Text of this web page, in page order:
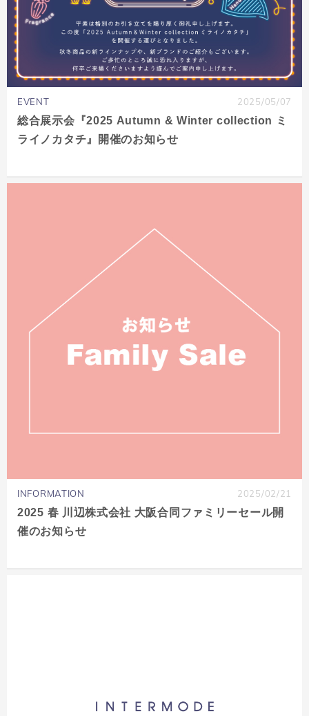
EVENT 2025/05/07
総合展示会『2025 Autumn & Winter collection ミ
ライノカタチ』開催のお知らせ
INFORMATION 2025/02/21
2025 春 川辺株式会社 大阪合同ファミリーセール開
催のお知らせ